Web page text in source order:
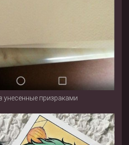
унесенные призраками